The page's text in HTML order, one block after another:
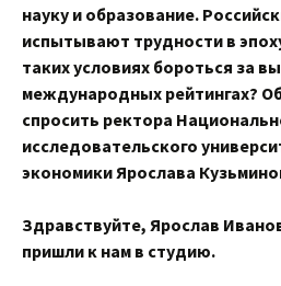
науку и образование.
испытывают трудности в
таких условиях бороться за
международных рейтингах?
спросить ректора
исследовательского
экономики Ярослава
Здравствуйте, Ярослав
пришли к нам в студию.